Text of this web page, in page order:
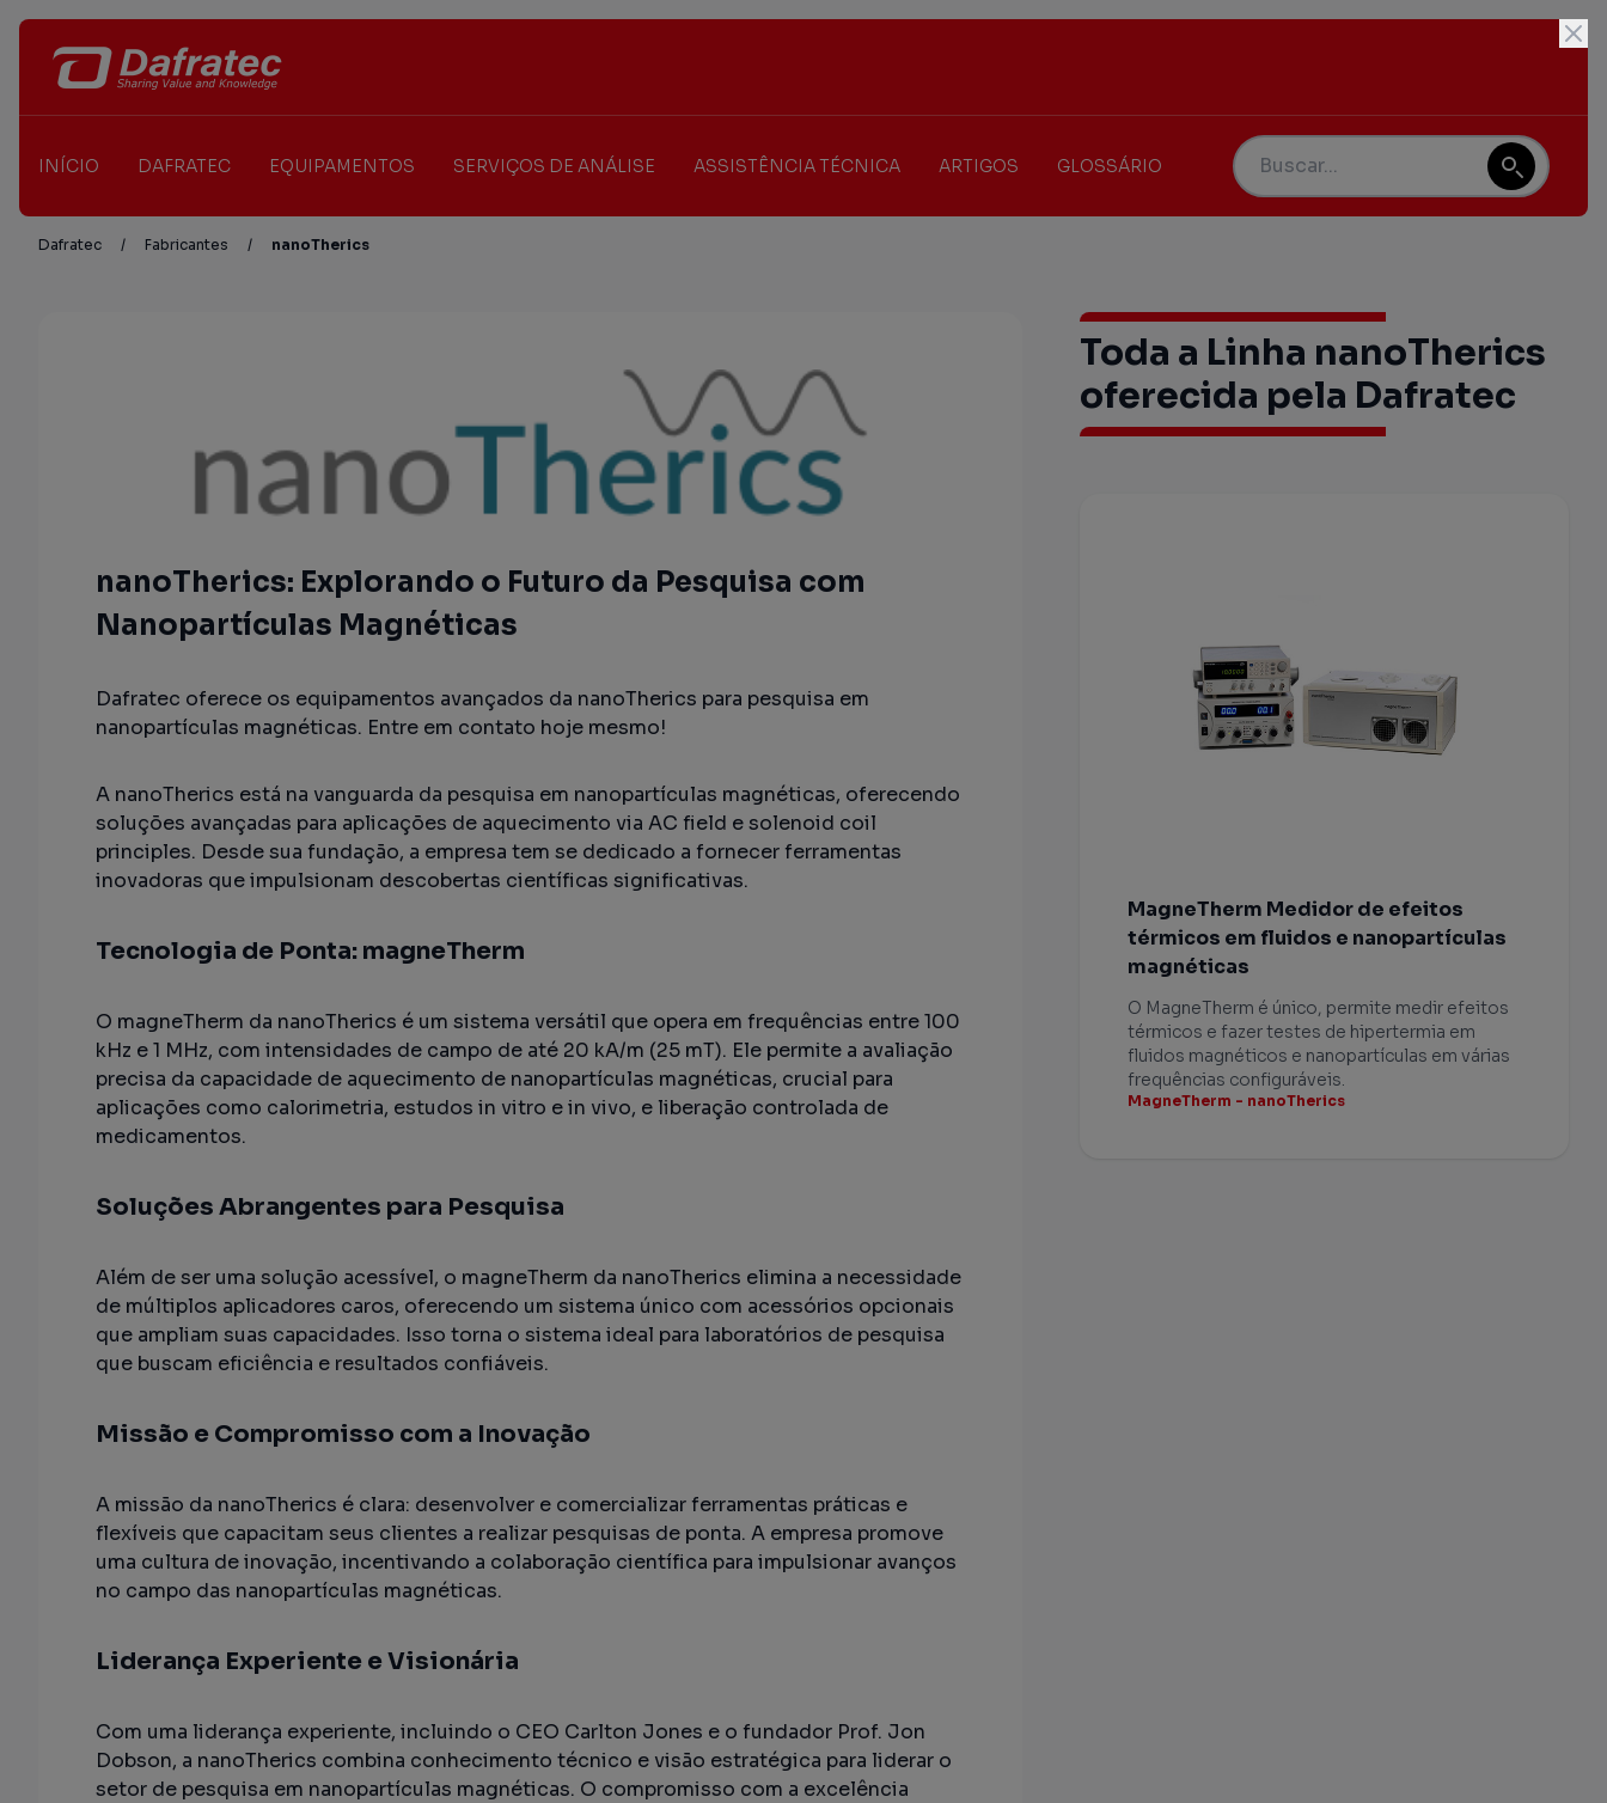
INÍCIO DAFRATEC EQUIPAMENTOS SERVIÇOS DE ANÁLISE ASSISTÊNCIA TÉCNICA ARTIGOS GLOSSÁRIO
Dafratec / Fabricantes / nanoTherics
nanoTherics: Explorando o Futuro da Pesquisa com
Nanopartículas Magnéticas
Dafratec oferece os equipamentos avançados da nanoTherics para pesquisa em
nanopartículas magnéticas. Entre em contato hoje mesmo!
A nanoTherics está na vanguarda da pesquisa em nanopartículas magnéticas, oferecendo
soluções avançadas para aplicações de aquecimento via AC field e solenoid coil
principles. Desde sua fundação, a empresa tem se dedicado a fornecer ferramentas
inovadoras que impulsionam descobertas científicas significativas.
Tecnologia de Ponta: magneTherm
O magneTherm da nanoTherics é um sistema versátil que opera em frequências entre 100
kHz e 1 MHz, com intensidades de campo de até 20 kA/m (25 mT). Ele permite a avaliação
precisa da capacidade de aquecimento de nanopartículas magnéticas, crucial para
aplicações como calorimetria, estudos in vitro e in vivo, e liberação controlada de
medicamentos.
Soluções Abrangentes para Pesquisa
Além de ser uma solução acessível, o magneTherm da nanoTherics elimina a necessidade
de múltiplos aplicadores caros, oferecendo um sistema único com acessórios opcionais
que ampliam suas capacidades. Isso torna o sistema ideal para laboratórios de pesquisa
que buscam eficiência e resultados confiáveis.
Missão e Compromisso com a Inovação
A missão da nanoTherics é clara: desenvolver e comercializar ferramentas práticas e
flexíveis que capacitam seus clientes a realizar pesquisas de ponta. A empresa promove
uma cultura de inovação, incentivando a colaboração científica para impulsionar avanços
no campo das nanopartículas magnéticas.
Liderança Experiente e Visionária
Com uma liderança experiente, incluindo o CEO Carlton Jones e o fundador Prof. Jon
Dobson, a nanoTherics combina conhecimento técnico e visão estratégica para liderar o
setor de pesquisa em nanopartículas magnéticas. O compromisso com a excelência
Toda a Linha nanoTherics
oferecida pela Dafratec
MagneTherm Medidor de efeitos
térmicos em fluidos e nanopartículas
magnéticas
O MagneTherm é único, permite medir efeitos
térmicos e fazer testes de hipertermia em
fluidos magnéticos e nanopartículas em várias
frequências configuráveis.
MagneTherm - nanoTherics